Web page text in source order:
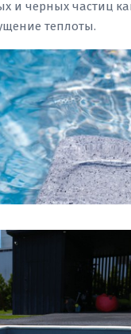
черных частиц
теплоты.